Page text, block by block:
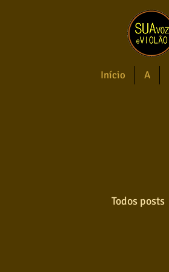
Início A
Todos posts